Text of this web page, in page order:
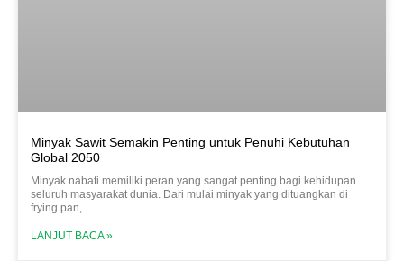
Minyak Sawit Semakin Penting untuk Penuhi Kebutuhan
Global 2050
Minyak nabati memiliki peran yang sangat penting bagi kehidupan
seluruh masyarakat dunia. Dari mulai minyak yang dituangkan di
frying pan,
LANJUT BACA »